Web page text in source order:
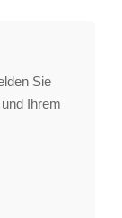
Sie
Ihrem